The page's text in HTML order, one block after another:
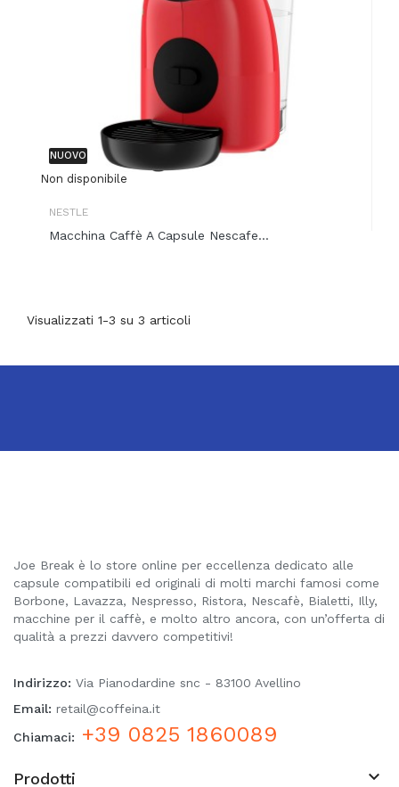
NUOVO
Non disponibile
NESTLE
Macchina Caffè A Capsule Nescafe...
Visualizzati 1-3 su 3 articoli
Joe Break è lo store online per eccellenza dedicato alle
capsule compatibili ed originali di molti marchi famosi come
Borbone, Lavazza, Nespresso, Ristora, Nescafè, Bialetti, Illy,
macchine per il caffè, e molto altro ancora, con un’offerta di
qualità a prezzi davvero competitivi!
Indirizzo: Via Pianodardine snc - 83100 Avellino
Email: retail@coffeina.it
Chiamaci:
+39 0825 1860089
Prodotti 